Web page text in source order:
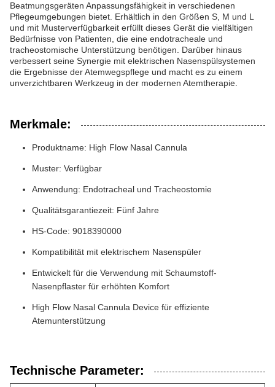
Beatmungsgeräten Anpassungsfähigkeit in verschiedenen
Pflegeumgebungen bietet. Erhältlich in den Größen S, M und L
und mit Musterverfügbarkeit erfüllt dieses Gerät die vielfältigen
Bedürfnisse von Patienten, die eine endotracheale und
tracheostomische Unterstützung benötigen. Darüber hinaus
verbessert seine Synergie mit elektrischen Nasenspülsystemen
die Ergebnisse der Atemwegspflege und macht es zu einem
unverzichtbaren Werkzeug in der modernen Atemtherapie.
Merkmale:
Produktname: High Flow Nasal Cannula
Muster: Verfügbar
Anwendung: Endotracheal und Tracheostomie
Qualitätsgarantiezeit: Fünf Jahre
HS-Code: 9018390000
Kompatibilität mit elektrischem Nasenspüler
Entwickelt für die Verwendung mit Schaumstoff-
Nasenpflaster für erhöhten Komfort
High Flow Nasal Cannula Device für effiziente
Atemunterstützung
Technische Parameter: